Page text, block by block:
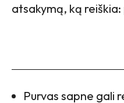
atsakymą, ką
Purvas sapne gali